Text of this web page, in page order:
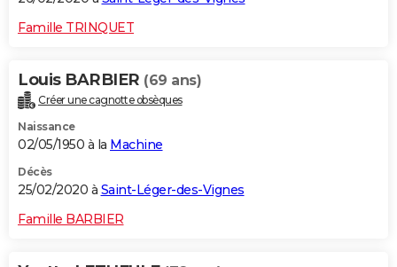
Famille TRINQUET
Louis BARBIER (69 ans)
Créer une cagnotte obsèques
Naissance
02/05/1950 à la Machine
Décès
25/02/2020 à Saint-Léger-des-Vignes
Famille BARBIER